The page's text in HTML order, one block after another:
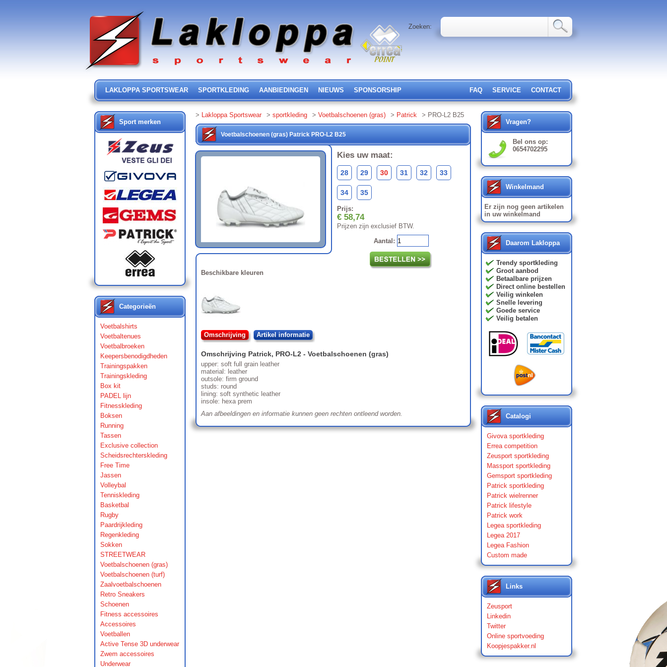
Zoeken:
LAKLOPPA SPORTSWEAR SPORTKLEDING AANBIEDINGEN NIEUWS SPONSORSHIP FAQ SERVICE CONTACT
Sport merken
Categorieën
Voetbalshirts
Voetbaltenues
Voetbalbroeken
Keepersbenodigdheden
Trainingspakken
Trainingskleding
Box kit
PADEL lijn
Fitnesskleding
Boksen
Running
Tassen
Exclusive collection
Scheidsrechterskleding
Free Time
Jassen
Volleybal
Tenniskleding
Basketbal
Rugby
Paardrijkleding
Regenkleding
Sokken
STREETWEAR
Voetbalschoenen (gras)
Voetbalschoenen (turf)
Zaalvoetbalschoenen
Retro Sneakers
Schoenen
Fitness accessoires
Accessoires
Voetballen
Active Tense 3D underwear
Zwem accessoires
Underwear
> Lakloppa Sportswear > sportkleding > Voetbalschoenen (gras) > Patrick > PRO-L2 B25
Voetbalschoenen (gras) Patrick PRO-L2 B25
Kies uw maat:
28 29 30 31 32 33
34 35
Prijs:
€ 58,74
Prijzen zijn exclusief BTW.
Aantal:
Beschikbare kleuren
Omschrijving Artikel informatie
Omschrijving Patrick, PRO-L2 - Voetbalschoenen (gras)
upper: soft full grain leather
material: leather
outsole: firm ground
studs: round
lining: soft synthetic leather
insole: hexa prem
Aan afbeeldingen en informatie kunnen geen rechten ontleend worden.
Vragen?
Bel ons op:
0654702295
Winkelmand
Er zijn nog geen artikelen
in uw winkelmand
Daarom Lakloppa
Trendy sportkleding
Groot aanbod
Betaalbare prijzen
Direct online bestellen
Veilig winkelen
Snelle levering
Goede service
Veilig betalen
Catalogi
Givova sportkleding
Errea competition
Zeusport sportkleding
Massport sportkleding
Gemsport sportkleding
Patrick sportkleding
Patrick wielrenner
Patrick lifestyle
Patrick work
Legea sportkleding
Legea 2017
Legea Fashion
Custom made
Links
Zeusport
Linkedin
Twitter
Online sportvoeding
Koopjespakker.nl